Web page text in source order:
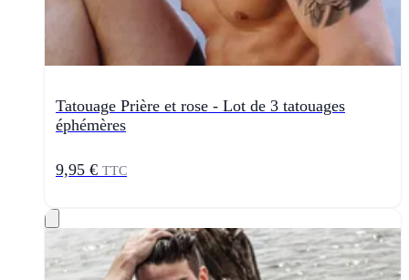
Tatouage Prière et rose - Lot de 3 tatouages
éphémères
9,95 € TTC